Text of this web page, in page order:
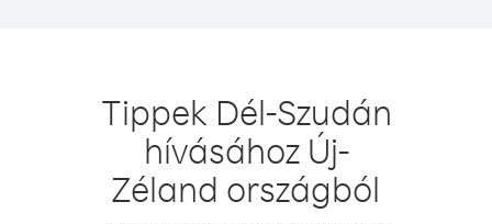
Tippek Dél-Szudán
hívásához Új-
Zéland országból